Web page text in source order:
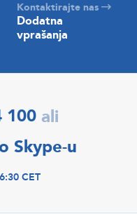
Kontaktirajte nas
Dodatna
vprašanja
100 ali
Skype-u
CET